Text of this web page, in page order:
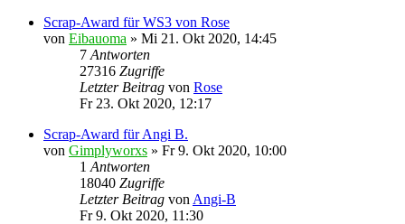
Scrap-Award für WS3 von Rose
von Eibauoma » Mi 21. Okt 2020, 14:45
7 Antworten
27316 Zugriffe
Letzter Beitrag von Rose
Fr 23. Okt 2020, 12:17
Scrap-Award für Angi B.
von Gimplyworxs » Fr 9. Okt 2020, 10:00
1 Antworten
18040 Zugriffe
Letzter Beitrag von Angi-B
Fr 9. Okt 2020, 11:30